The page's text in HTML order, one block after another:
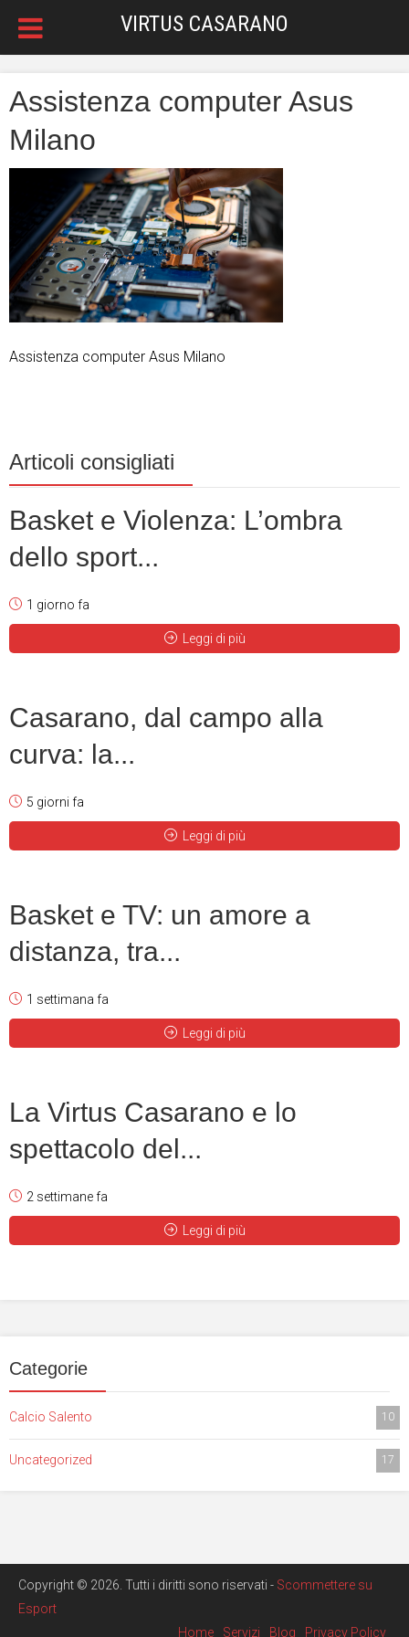
VIRTUS CASARANO
Assistenza computer Asus
Milano
Assistenza computer Asus Milano
Articoli consigliati
Basket e Violenza: L’ombra
dello sport...
1 giorno fa
Leggi di più
Casarano, dal campo alla
curva: la...
5 giorni fa
Leggi di più
Basket e TV: un amore a
distanza, tra...
1 settimana fa
Leggi di più
La Virtus Casarano e lo
spettacolo del...
2 settimane fa
Leggi di più
Categorie
Calcio Salento 10
Uncategorized 17
Copyright © 2026. Tutti i diritti sono riservati - Scommettere su
Esport
Home
Servizi Blog Privacy Policy